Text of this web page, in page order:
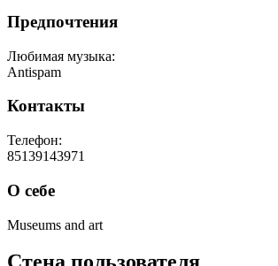
Предпочтения
Любимая музыка:
Antispam
Контакты
Телефон:
85139143971
О себе
Museums and art